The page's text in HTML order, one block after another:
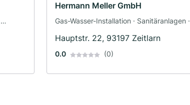
Hermann Meller GmbH
Gas-Wasser-Installation · Sanitäranlagen ·
Hauptstr. 22, 93197 Zeitlarn
0.0 (0)